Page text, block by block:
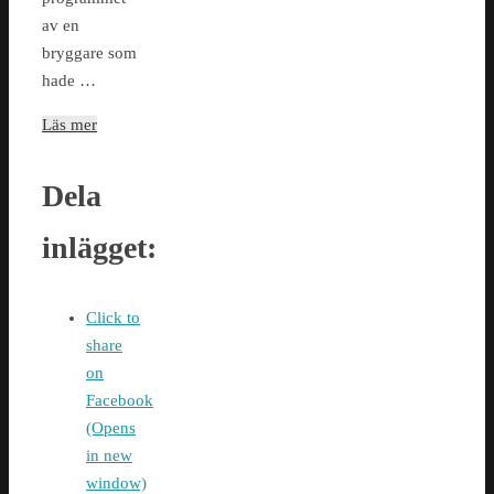
av en
bryggare som
hade …
Läs mer
Dela
inlägget:
Click to
share
on
Facebook
(Opens
in new
window)